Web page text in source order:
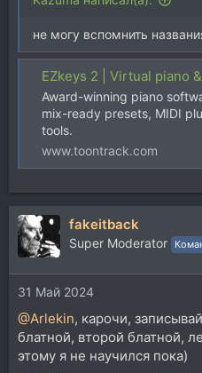
не могу вспомнить
EZkeys 2 | Virtual piano &
Award-winning piano
mix-ready presets, MIDI
tools.
www.toontrack.com
fakeitback
Super Moderator
31 Май 2024
@Arlekin, карочи,
блатной, второй блатной,
этому я не научился пока)